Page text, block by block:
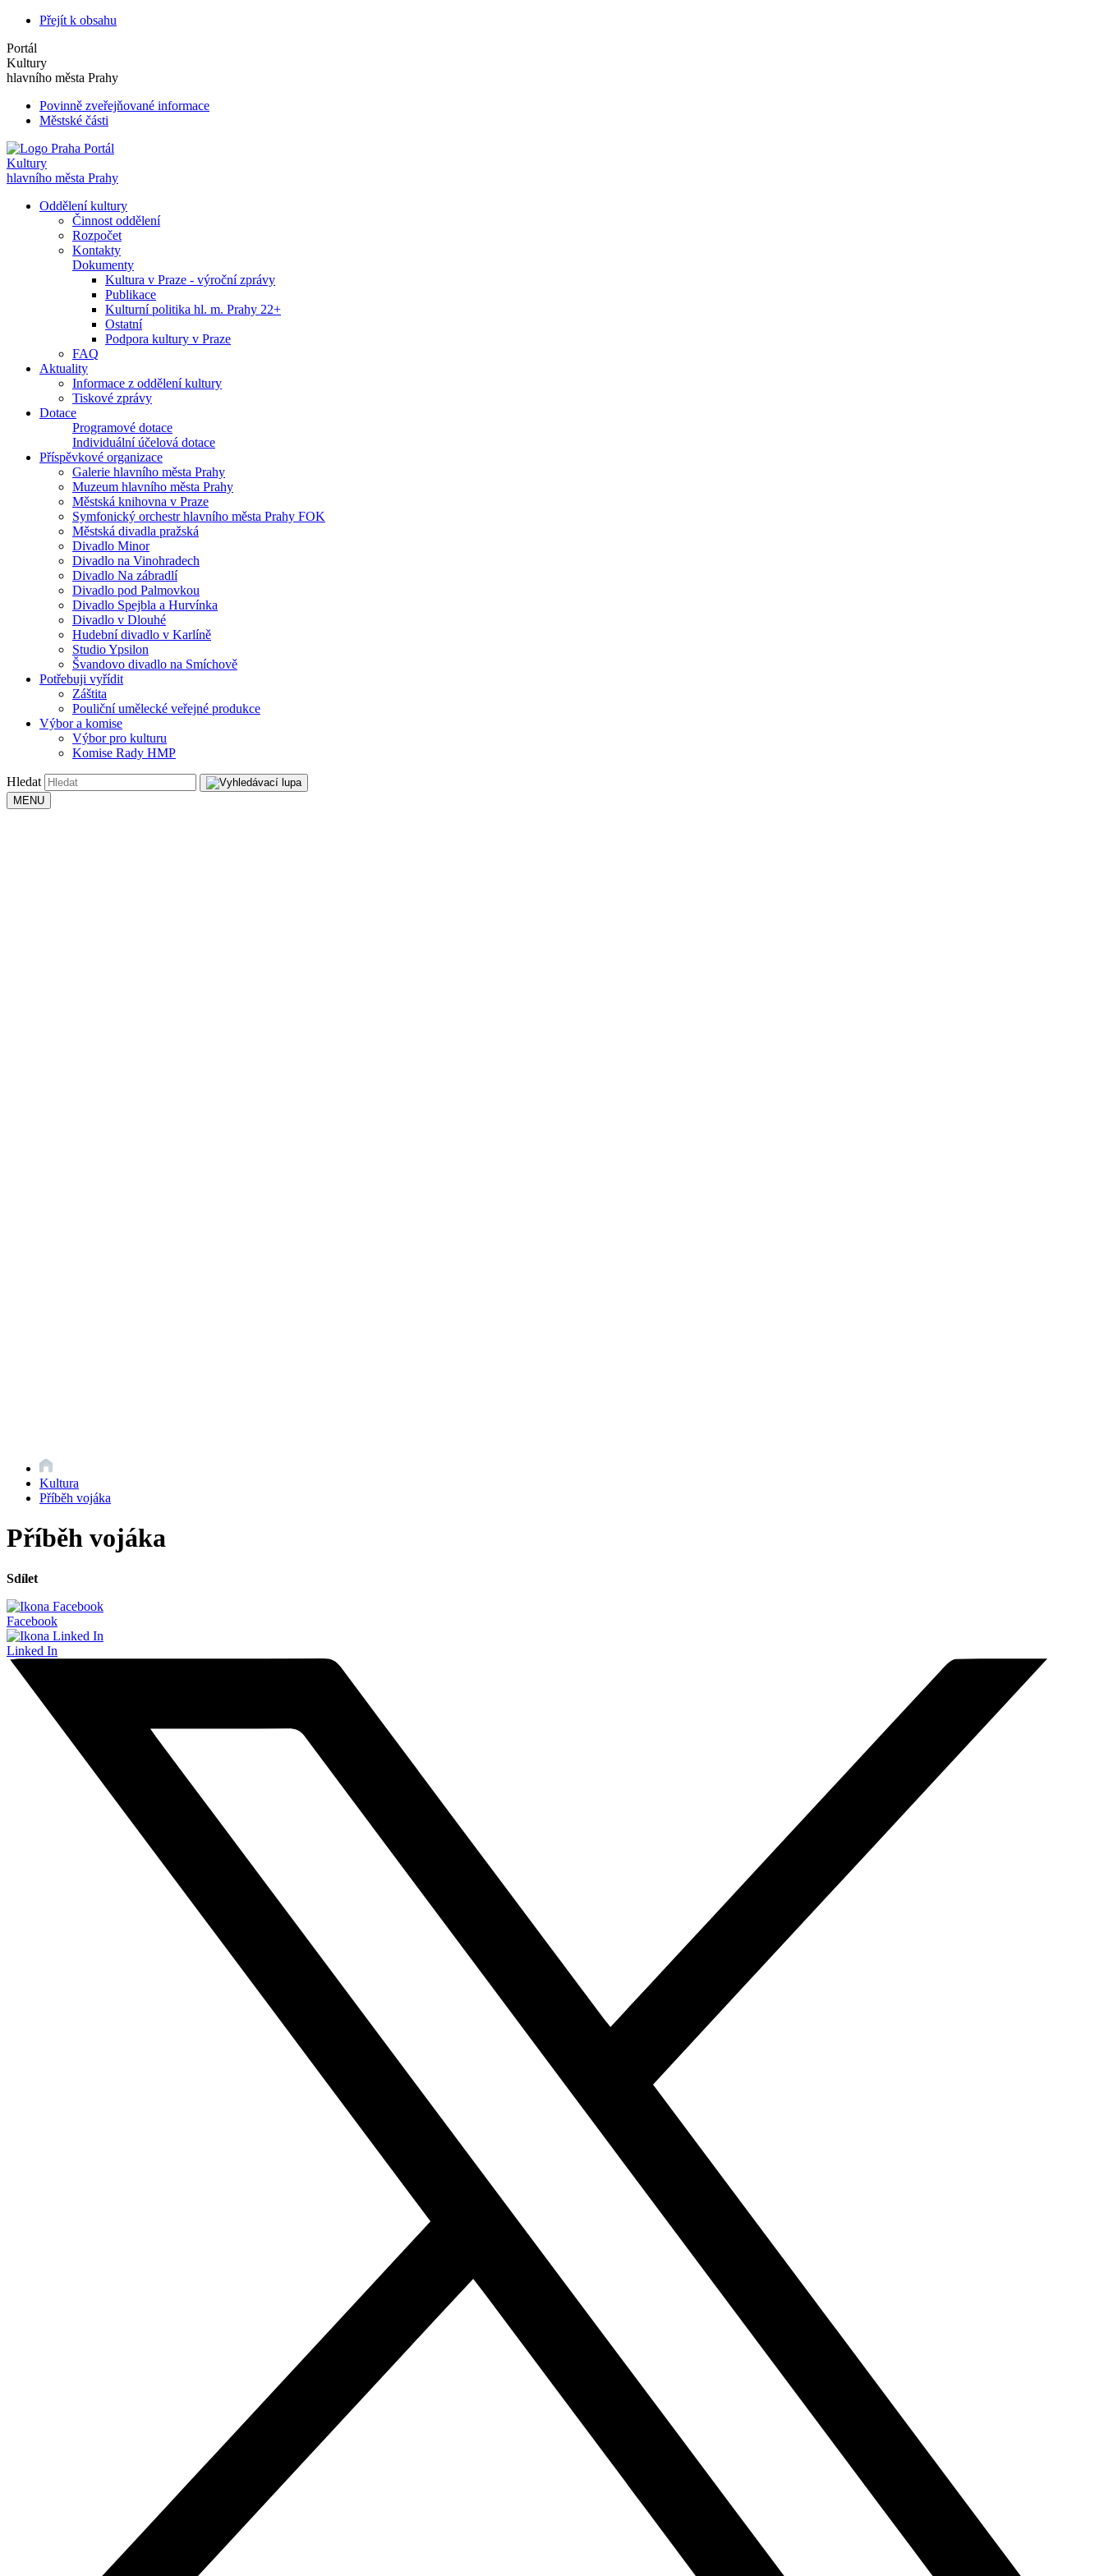
Přejít k obsahu
Portál
Kultury
hlavního města Prahy
Povinně zveřejňované informace
Městské části
Portál
Kultury
hlavního města Prahy
Oddělení kultury
Činnost oddělení
Rozpočet
Kontakty
Dokumenty
Kultura v Praze - výroční zprávy
Publikace
Kulturní politika hl. m. Prahy 22+
Ostatní
Podpora kultury v Praze
FAQ
Aktuality
Informace z oddělení kultury
Tiskové zprávy
Dotace
Programové dotace
Individuální účelová dotace
Příspěvkové organizace
Galerie hlavního města Prahy
Muzeum hlavního města Prahy
Městská knihovna v Praze
Symfonický orchestr hlavního města Prahy FOK
Městská divadla pražská
Divadlo Minor
Divadlo na Vinohradech
Divadlo Na zábradlí
Divadlo pod Palmovkou
Divadlo Spejbla a Hurvínka
Divadlo v Dlouhé
Hudební divadlo v Karlíně
Studio Ypsilon
Švandovo divadlo na Smíchově
Potřebuji vyřídit
Záštita
Pouliční umělecké veřejné produkce
Výbor a komise
Výbor pro kulturu
Komise Rady HMP
Hledat
MENU
Kultura
Příběh vojáka
Příběh vojáka
Sdílet
Facebook
Linked In